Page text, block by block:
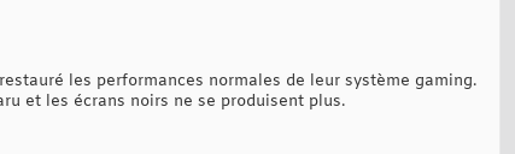
les performances normales de leur système gaming.
et les écrans noirs ne se produisent plus.